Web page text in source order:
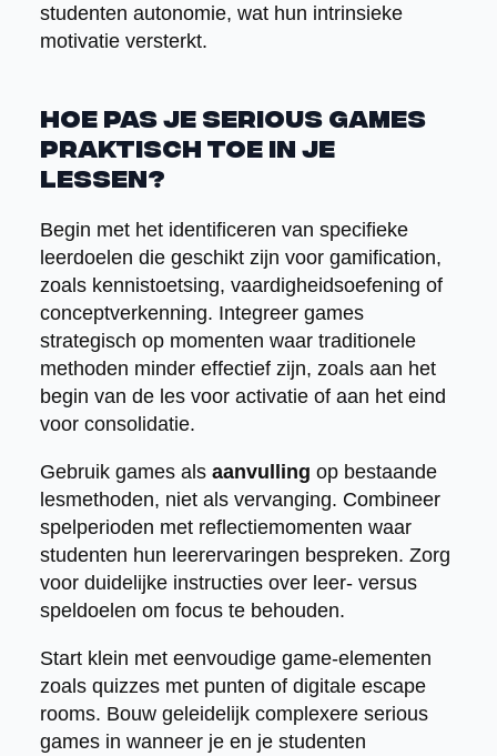
studenten autonomie, wat hun intrinsieke
motivatie versterkt.
Hoe pas je serious games
praktisch toe in je
lessen?
Begin met het identificeren van specifieke
leerdoelen die geschikt zijn voor gamification,
zoals kennistoetsing, vaardigheidsoefening of
conceptverkenning. Integreer games
strategisch op momenten waar traditionele
methoden minder effectief zijn, zoals aan het
begin van de les voor activatie of aan het eind
voor consolidatie.
Gebruik games als aanvulling op bestaande
lesmethoden, niet als vervanging. Combineer
spelperioden met reflectiemomenten waar
studenten hun leerervaringen bespreken. Zorg
voor duidelijke instructies over leer- versus
speldoelen om focus te behouden.
Start klein met eenvoudige game-elementen
zoals quizzes met punten of digitale escape
rooms. Bouw geleidelijk complexere serious
games in wanneer je en je studenten